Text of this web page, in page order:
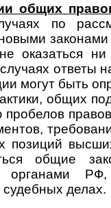
общих
по
оказаться
ответы
могут быть
общих
позиций
общие
органами
делах.